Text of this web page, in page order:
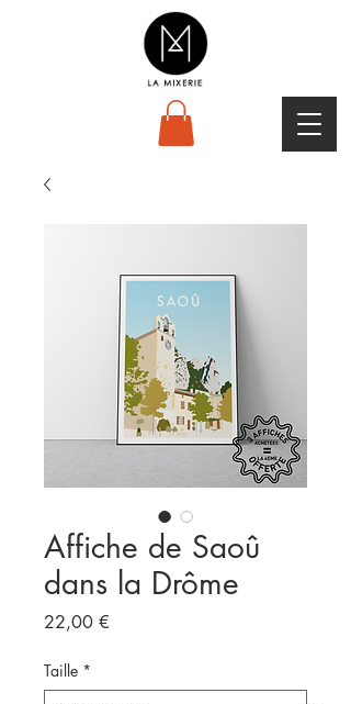
Affiche de Saoû
dans la Drôme
22,00 €
Taille *